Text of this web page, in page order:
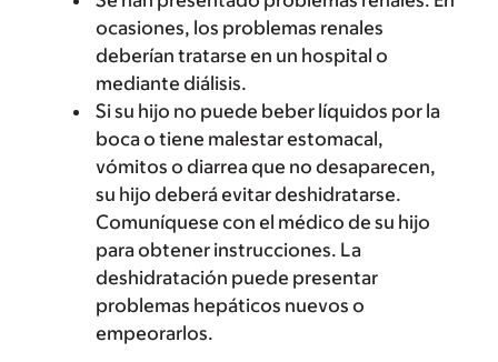
ocasiones, los problemas renales
deberían tratarse en un hospital o
mediante diálisis.
Si su hijo no puede beber líquidos por la
boca o tiene malestar estomacal,
vómitos o diarrea que no desaparecen,
su hijo deberá evitar deshidratarse.
Comuníquese con el médico de su hijo
para obtener instrucciones. La
deshidratación puede presentar
problemas hepáticos nuevos o
empeorarlos.